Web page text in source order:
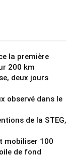
la première
200 km
deux jours
observé dans le
de la STEG,
mobiliser 100
de fond